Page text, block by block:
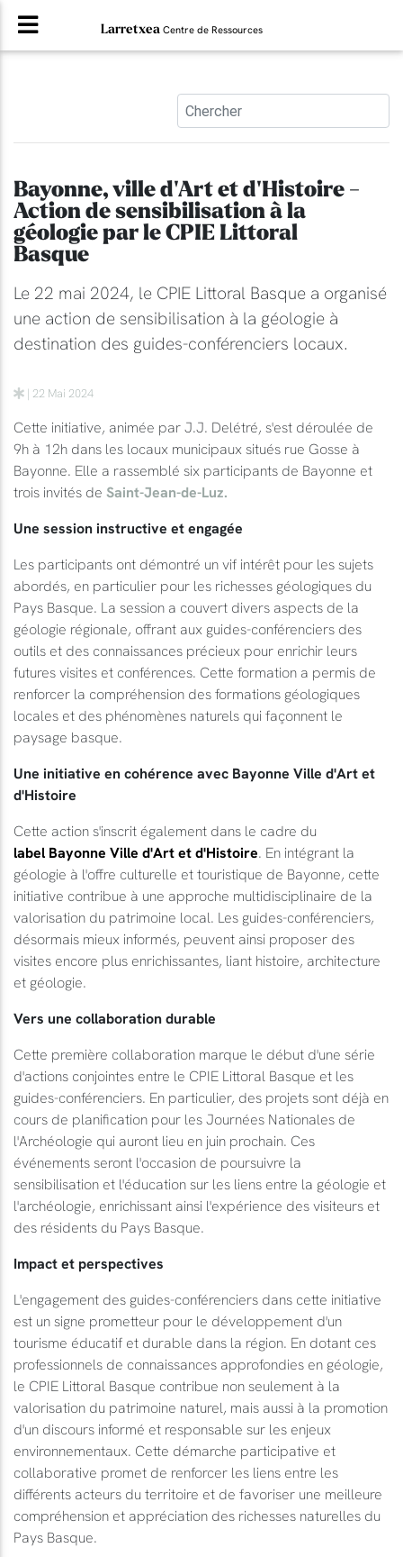
Larretxea Centre de Ressources
Bayonne, ville d'Art et d'Histoire -
Action de sensibilisation à la
géologie par le CPIE Littoral
Basque
Le 22 mai 2024, le CPIE Littoral Basque a organisé
une action de sensibilisation à la géologie à
destination des guides-conférenciers locaux.
| 22 Mai 2024
Cette initiative, animée par J.J. Delétré, s'est déroulée de
9h à 12h dans les locaux municipaux situés rue Gosse à
Bayonne. Elle a rassemblé six participants de Bayonne et
trois invités de Saint-Jean-de-Luz.
Une session instructive et engagée
Les participants ont démontré un vif intérêt pour les sujets
abordés, en particulier pour les richesses géologiques du
Pays Basque. La session a couvert divers aspects de la
géologie régionale, offrant aux guides-conférenciers des
outils et des connaissances précieux pour enrichir leurs
futures visites et conférences. Cette formation a permis de
renforcer la compréhension des formations géologiques
locales et des phénomènes naturels qui façonnent le
paysage basque.
Une initiative en cohérence avec Bayonne Ville d'Art et
d'Histoire
Cette action s'inscrit également dans le cadre du
label Bayonne Ville d'Art et d'Histoire. En intégrant la
géologie à l'offre culturelle et touristique de Bayonne, cette
initiative contribue à une approche multidisciplinaire de la
valorisation du patrimoine local. Les guides-conférenciers,
désormais mieux informés, peuvent ainsi proposer des
visites encore plus enrichissantes, liant histoire, architecture
et géologie.
Vers une collaboration durable
Cette première collaboration marque le début d'une série
d'actions conjointes entre le CPIE Littoral Basque et les
guides-conférenciers. En particulier, des projets sont déjà en
cours de planification pour les Journées Nationales de
l'Archéologie qui auront lieu en juin prochain. Ces
événements seront l'occasion de poursuivre la
sensibilisation et l'éducation sur les liens entre la géologie et
l'archéologie, enrichissant ainsi l'expérience des visiteurs et
des résidents du Pays Basque.
Impact et perspectives
L'engagement des guides-conférenciers dans cette initiative
est un signe prometteur pour le développement d'un
tourisme éducatif et durable dans la région. En dotant ces
professionnels de connaissances approfondies en géologie,
le CPIE Littoral Basque contribue non seulement à la
valorisation du patrimoine naturel, mais aussi à la promotion
d'un discours informé et responsable sur les enjeux
environnementaux. Cette démarche participative et
collaborative promet de renforcer les liens entre les
différents acteurs du territoire et de favoriser une meilleure
compréhension et appréciation des richesses naturelles du
Pays Basque.